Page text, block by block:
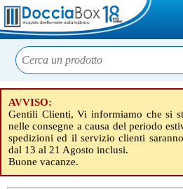
AVVISO:
Gentili Clienti, Vi informiamo che si
nelle consegne a causa del periodo
spedizioni ed il servizio clienti
dal 13 al 21 Agosto inclusi.
Buone vacanze.